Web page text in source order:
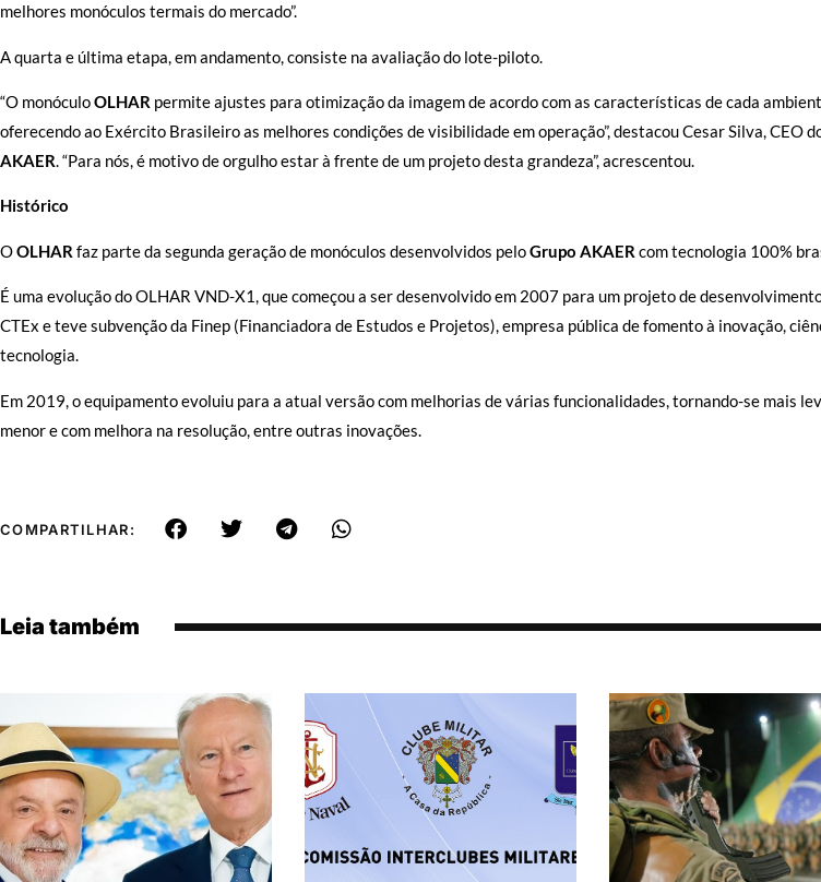
melhores monóculos termais do mercado”.
A quarta e última etapa, em andamento, consiste na avaliação do lote-piloto.
“O monóculoOLHAR permite ajustes para otimização da imagem de acordo com as características de cada
oferecendo ao Exército Brasileiro as melhores condições de visibilidade em operação”, destacou Cesar Silva, CEO
AKAER. “Para nós, é motivo de orgulho estar à frente de um projeto desta grandeza”, acrescentou.
Histórico
OOLHAR faz parte da segunda geração de monóculos desenvolvidos peloGrupo AKAER com tecnologia 100%
É uma evolução do OLHAR VND-X1, que começou a ser desenvolvido em 2007 para um projeto de
CTEx e teve subvenção da Finep (Financiadora de Estudos e Projetos), empresa pública de fomento à inovação,
tecnologia.
Em 2019, o equipamento evoluiu para a atual versão com melhorias de várias funcionalidades, tornando-se mais
menor e com melhora na resolução, entre outras inovações.
COMPARTILHAR:
Leia também